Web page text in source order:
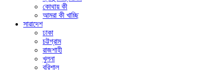
কোথায় কী
আমরা কী খাচ্ছি
সারাদেশ
ঢাকা
চট্টগ্রাম
রাজশাহী
খুলনা
বরিশাল